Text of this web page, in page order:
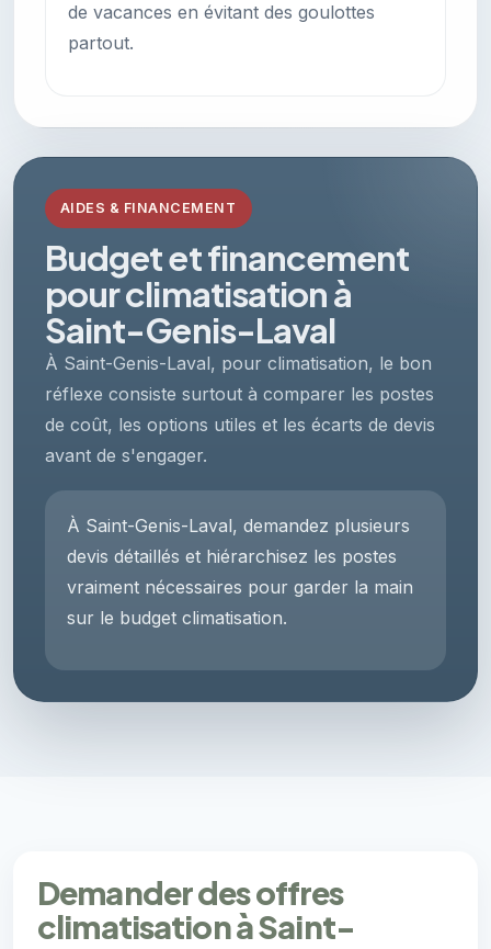
de vacances en évitant des goulottes
partout.
AIDES & FINANCEMENT
Budget et financement
pour climatisation à
Saint-Genis-Laval
À Saint-Genis-Laval, pour climatisation, le bon
réflexe consiste surtout à comparer les postes
de coût, les options utiles et les écarts de devis
avant de s'engager.
À Saint-Genis-Laval, demandez plusieurs
devis détaillés et hiérarchisez les postes
vraiment nécessaires pour garder la main
sur le budget climatisation.
Demander des offres
climatisation à Saint-